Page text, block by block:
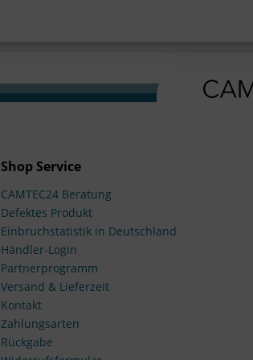
Shop Service
CAMTEC24 Beratung
Defektes Produkt
Einbruchstatistik in Deutschland
Händler-Login
Partnerprogramm
Versand & Lieferzeit
Kontakt
Zahlungsarten
Rückgabe